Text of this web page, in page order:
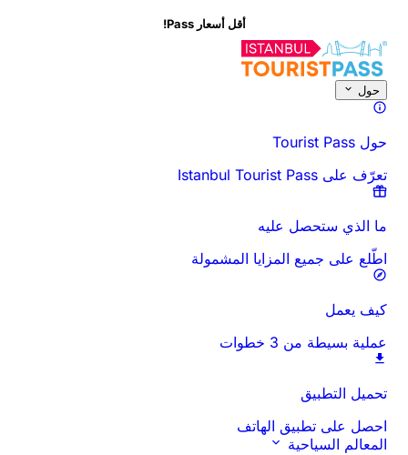
حول
حول Tourist Pass
تعرّف على Istanbul Tourist Pass
ما الذي ستحصل عليه
اطّلع على جميع المزايا المشمولة
كيف يعمل
عملية بسيطة من 3 خطوات
تحميل التطبيق
احصل على تطبيق الهاتف
المعالم السياحية